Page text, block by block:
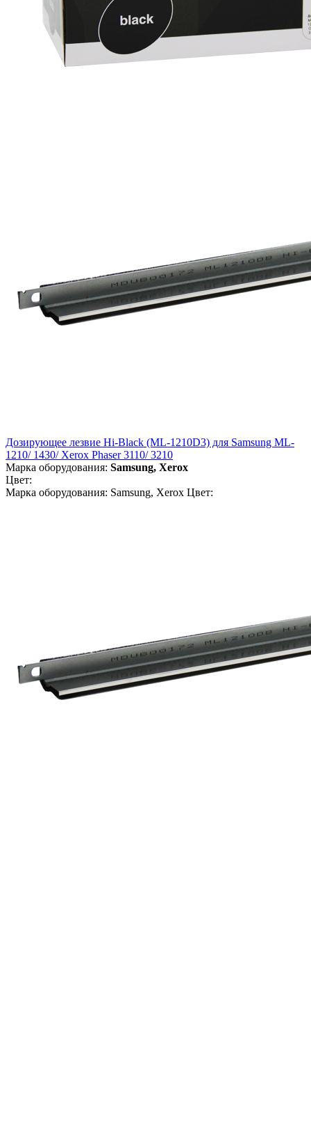
Дозирующее лезвие Hi-Black (ML-1210D3) для Samsung ML-
1210/ 1430/ Xerox Phaser 3110/ 3210
Марка оборудования: Samsung, Xerox
Цвет:
Марка оборудования: Samsung, Xerox Цвет: